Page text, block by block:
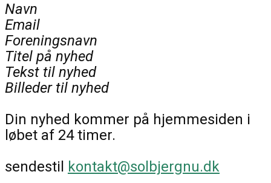
Navn
Email
Foreningsnavn
Titel på nyhed
Tekst til nyhed
Billeder til nyhed
Din nyhed kommer på hjemmesiden i
løbet af 24 timer.
sendestil
kontakt@solbjergnu.dk